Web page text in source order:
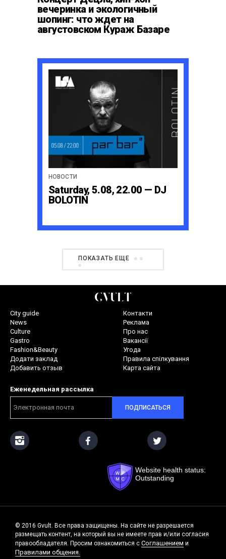
вечеринка и экологичный
шопинг: что ждет на
августовском Кураж Базаре
НОВОСТИ
Saturday, 5.08, 22.00 — DJ
BOLOTIN
ПОКАЗАТЬ ЕЩЕ
City guide
News
Culture
Gastro
Fashion&Beauty
Додати заклад
Добавить отзыв
Контакти
Реклама
Про нас
Вакансії
Угода
Правила спілкування
Карта сайта
Еженедельная рассылка
ПОДПИСАТЬСЯ
Website health status:
Outstanding
© 2016 Gvult. Все права защищены. На сайте не разрешается
размещать контент, на который вы не имеете прав и/или согласия
правообладателя. Просим ознакомиться с Соглашением и
Правилами общения.